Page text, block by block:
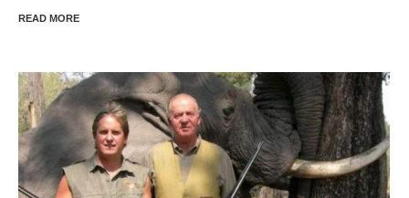
READ MORE